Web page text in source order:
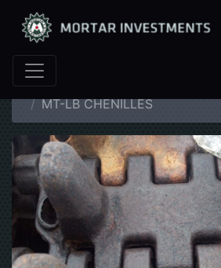
Page d'accueil
MT-LB CHENILLES